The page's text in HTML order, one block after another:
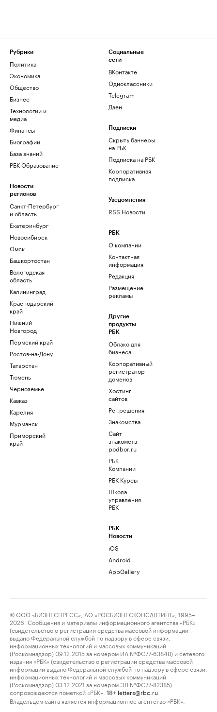
Рубрики
Политика
Экономика
Общество
Бизнес
Технологии и
медиа
Финансы
Биографии
База знаний
РБК Образование
Новости
регионов
Санкт-Петербург
и область
Екатеринбург
Новосибирск
Омск
Башкортостан
Вологодская
область
Калининград
Краснодарский
край
Нижний
Новгород
Пермский край
Ростов-на-Дону
Татарстан
Тюмень
Черноземье
Кавказ
Карелия
Мурманск
Приморский
край
Социальные
сети
ВКонтакте
Одноклассники
Telegram
Дзен
Подписки
Скрыть баннеры
на РБК
Подписка на РБК
Корпоративная
подписка
Уведомления
RSS Новости
РБК
О компании
Контактная
информация
Редакция
Размещение
рекламы
Другие
продукты
РБК
Облако для
бизнеса
Корпоративный
регистратор
доменов
Хостинг
сайтов
Рег.решения
Знакомства
Сайт
знакомств
podbor.ru
РБК
Компании
РБК Курсы
Школа
управления
РБК
РБК
Новости
iOS
Android
AppGallery
© ООО «БИЗНЕСПРЕСС», АО «РОСБИЗНЕСКОНСАЛТИНГ», 1995–
2026. Сообщения и материалы информационного агентства «РБК»
(свидетельство о регистрации средства массовой информации
выдано Федеральной службой по надзору в сфере связи,
информационных технологий и массовых коммуникаций
(Роскомнадзор) 09.12.2015 за номером ИА №ФС77-63848) и сетевого
издания «РБК» (свидетельство о регистрации средства массовой
информации выдано Федеральной службой по надзору в сфере связи,
информационных технологий и массовых коммуникаций
(Роскомнадзор) 03.12.2021 за номером ЭЛ №ФС77-82385)
сопровождаются пометкой «РБК».
18+ letters@rbc.ru
Владельцем сайта является информационное агентство «РБК».